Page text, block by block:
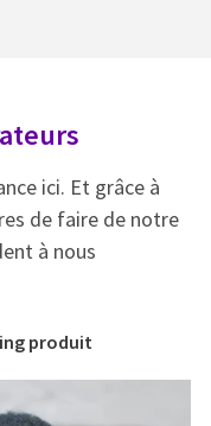
ici. Et grâce à
de faire de notre
à nous
produit